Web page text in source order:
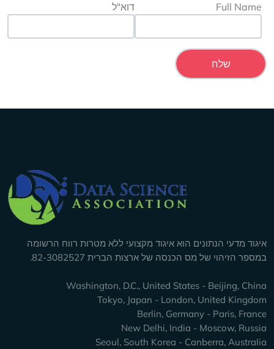
Full Name דוא"ל
איגוד מדעי הנתונים הוא איגוד מקצועי ללא מטרות רווח הרשומה
במספר הזיהוי של מס הכנסה של ארצות הברית 82-3082527.
Washington, D.C., United States - Beijing, China
Tokyo, Japan - London, United Kingdom
Berlin, Germany - Paris, France
New Delhi, India - Moscow, Russia
Seoul, South Korea - Canberra, Australia